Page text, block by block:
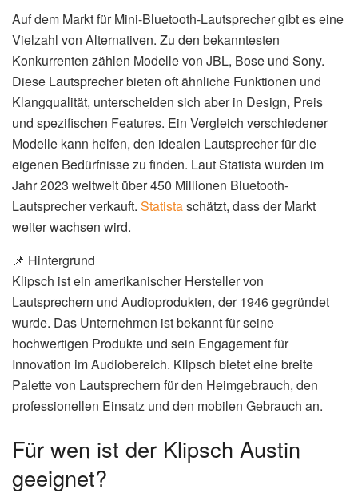
Auf dem Markt für Mini-Bluetooth-Lautsprecher gibt es eine
Vielzahl von Alternativen. Zu den bekanntesten
Konkurrenten zählen Modelle von JBL, Bose und Sony.
Diese Lautsprecher bieten oft ähnliche Funktionen und
Klangqualität, unterscheiden sich aber in Design, Preis
und spezifischen Features. Ein Vergleich verschiedener
Modelle kann helfen, den idealen Lautsprecher für die
eigenen Bedürfnisse zu finden. Laut Statista wurden im
Jahr 2023 weltweit über 450 Millionen Bluetooth-
Lautsprecher verkauft. Statistaschätzt, dass der Markt
weiter wachsen wird.
📌 Hintergrund
Klipsch ist ein amerikanischer Hersteller von
Lautsprechern und Audioprodukten, der 1946 gegründet
wurde. Das Unternehmen ist bekannt für seine
hochwertigen Produkte und sein Engagement für
Innovation im Audiobereich. Klipsch bietet eine breite
Palette von Lautsprechern für den Heimgebrauch, den
professionellen Einsatz und den mobilen Gebrauch an.
Für wen ist der Klipsch Austin
geeignet?